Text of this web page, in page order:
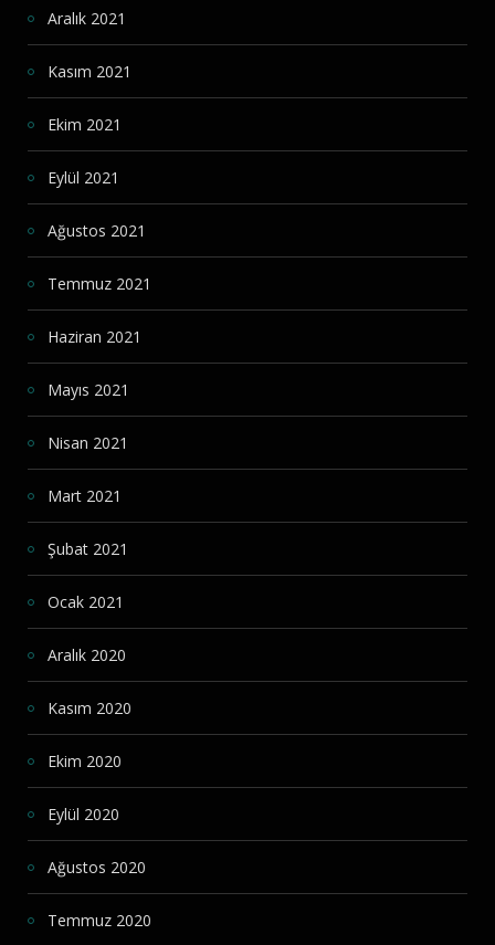
Aralık 2021
Kasım 2021
Ekim 2021
Eylül 2021
Ağustos 2021
Temmuz 2021
Haziran 2021
Mayıs 2021
Nisan 2021
Mart 2021
Şubat 2021
Ocak 2021
Aralık 2020
Kasım 2020
Ekim 2020
Eylül 2020
Ağustos 2020
Temmuz 2020